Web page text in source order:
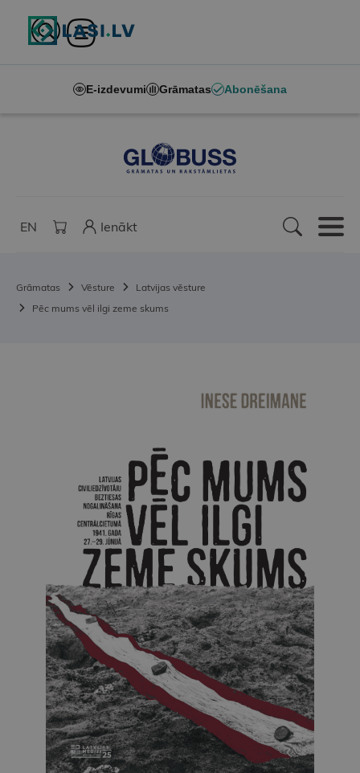
E-izdevumi Grāmatas Abonēšana
EN Ienākt
Grāmatas Vēsture
Latvijas vēsture
Pēc mums vēl ilgi zeme skums